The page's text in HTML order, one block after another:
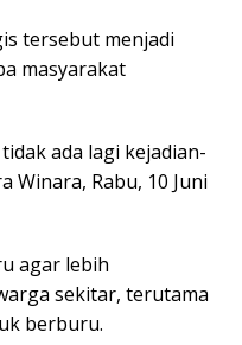
tersebut menjadi
masyarakat
ada lagi kejadian-
Winara, Rabu, 10 Juni
agar lebih
sekitar, terutama
berburu.